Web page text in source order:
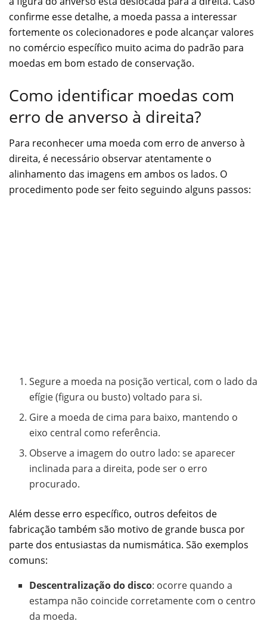
confirme esse detalhe, a moeda passa a interessar
fortemente os colecionadores e pode alcançar valores
no comércio específico muito acima do padrão para
moedas em bom estado de conservação.
Como identificar moedas com
erro de anverso à direita?
Para reconhecer uma moeda com erro de anverso à
direita, é necessário observar atentamente o
alinhamento das imagens em ambos os lados. O
procedimento pode ser feito seguindo alguns passos:
Segure a moeda na posição vertical, com o lado da
efígie (figura ou busto) voltado para si.
Gire a moeda de cima para baixo, mantendo o
eixo central como referência.
Observe a imagem do outro lado: se aparecer
inclinada para a direita, pode ser o erro
procurado.
Além desse erro específico, outros defeitos de
fabricação também são motivo de grande busca por
parte dos entusiastas da numismática. São exemplos
comuns:
Descentralização do disco: ocorre quando a
estampa não coincide corretamente com o centro
da moeda.